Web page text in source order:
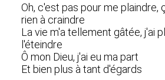
Oh, c'est pas pour me plaindre,
rien à craindre
La vie m'a tellement gâtée, j'ai
l'éteindre
Ô mon Dieu, j'ai eu ma part
Et bien plus à tant d'égards